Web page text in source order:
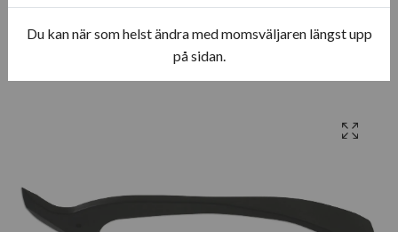
Specialverktyg
Universellt demonteringsverktyg
Du kan när som helst ändra med momsväljaren längst upp
på sidan.